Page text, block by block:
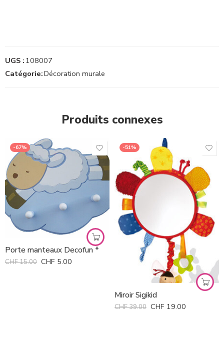
UGS : 108007
Catégorie:Décoration murale
Produits connexes
-67%
Porte manteaux Decofun *
CHF15.00 CHF 5.00
-51%
Miroir Sigikid
CHF39.00 CHF 19.00